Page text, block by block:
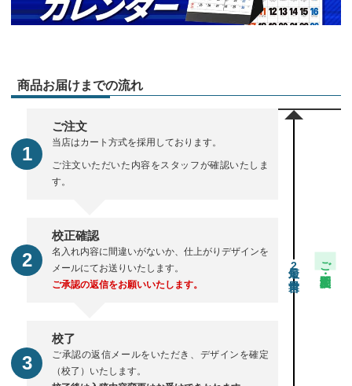
商品お届けまでの流れ
ご注文
当店はカート方式を採用しております。
ご注文いただいた内容をスタッフが確認いたしま
す。
校正確認
名入れ内容に間違いがないか、仕上がりデザインを
メールにてお送りいたします。
ご承認の返信をお願いいたします。
校了
ご承認の返信メールをいただき、デザインを確定
（校了）いたします。
2 ご注文・校正期間